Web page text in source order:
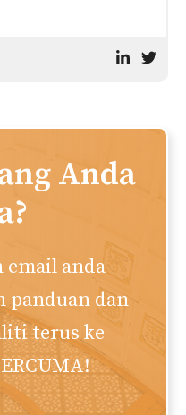
Anda
email anda
panduan dan
terus ke